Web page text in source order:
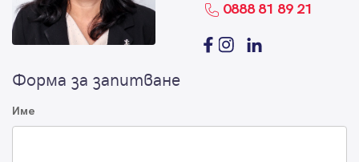
0888 81 89 21
Форма за запитване
Име